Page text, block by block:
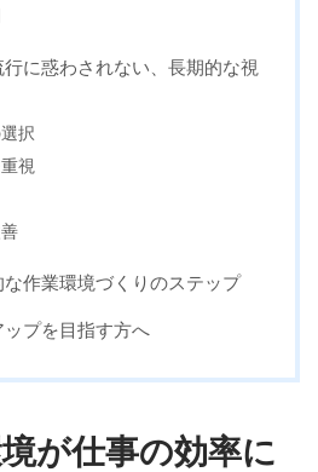
に惑わされない、長期的な視
択
視
な作業環境づくりのステップ
ップを目指す方へ
が仕事の効率に